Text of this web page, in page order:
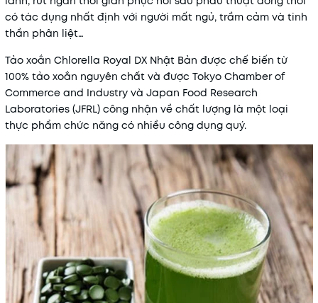
có tác dụng nhất định với người mất ngủ, trầm cảm và tinh
thần phân liệt…
Tảo xoắn Chlorella Royal DX Nhật Bản được chế biến từ
100% tảo xoắn nguyên chất và được Tokyo Chamber of
Commerce and Industry và Japan Food Research
Laboratories (JFRL) công nhận về chất lượng là một loại
thực phẩm chức năng có nhiều công dụng quý.